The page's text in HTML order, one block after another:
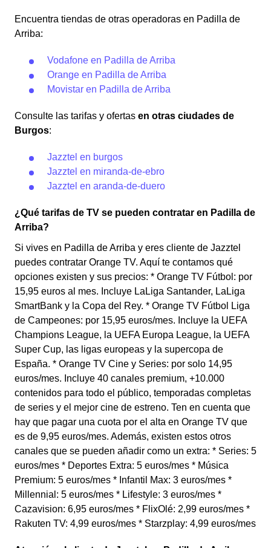
Encuentra tiendas de otras operadoras en Padilla de
Arriba:
Vodafone en Padilla de Arriba
Orange en Padilla de Arriba
Movistar en Padilla de Arriba
Consulte las tarifas y ofertas en otras ciudades de
Burgos:
Jazztel en burgos
Jazztel en miranda-de-ebro
Jazztel en aranda-de-duero
¿Qué tarifas de TV se pueden contratar en Padilla de
Arriba?
Si vives en Padilla de Arriba y eres cliente de Jazztel
puedes contratar Orange TV. Aquí te contamos qué
opciones existen y sus precios: * Orange TV Fútbol: por
15,95 euros al mes. Incluye LaLiga Santander, LaLiga
SmartBank y la Copa del Rey. * Orange TV Fútbol Liga
de Campeones: por 15,95 euros/mes. Incluye la UEFA
Champions League, la UEFA Europa League, la UEFA
Super Cup, las ligas europeas y la supercopa de
España. * Orange TV Cine y Series: por solo 14,95
euros/mes. Incluye 40 canales premium, +10.000
contenidos para todo el público, temporadas completas
de series y el mejor cine de estreno. Ten en cuenta que
hay que pagar una cuota por el alta en Orange TV que
es de 9,95 euros/mes. Además, existen estos otros
canales que se pueden añadir como un extra: * Series: 5
euros/mes * Deportes Extra: 5 euros/mes * Música
Premium: 5 euros/mes * Infantil Max: 3 euros/mes *
Millennial: 5 euros/mes * Lifestyle: 3 euros/mes *
Cazavision: 6,95 euros/mes * FlixOlé: 2,99 euros/mes *
Rakuten TV: 4,99 euros/mes * Starzplay: 4,99 euros/mes